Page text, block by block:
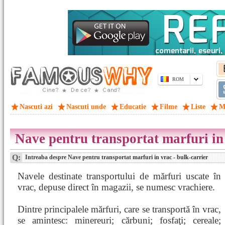
ROM
Nascuti azi Nascuti unde Educatie Filme Liste
Nave pentru transportat marfuri
Q: Intreaba despre Nave pentru transportat marfuri in vrac - bulk-carrier
Navele destinate transportului de mărfuri uscate în
vrac, depuse direct în magazii, se numesc vrachiere.
Dintre principalele mărfuri, care se transportă în vrac,
se amintesc: minereuri; cărbuni; fosfaţi; cereale;